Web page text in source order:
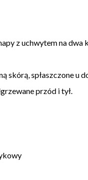
z uchwytem na dwa
spłaszczone u
przód i tył.